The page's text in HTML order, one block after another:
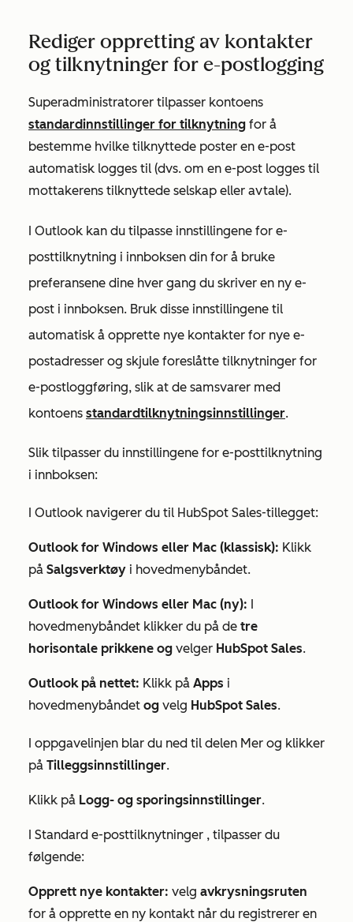
Rediger oppretting av kontakter
og tilknytninger for e-postlogging
Superadministratorer tilpasser kontoens
standardinnstillinger for tilknytning for å
bestemme hvilke tilknyttede poster en e-post
automatisk logges til (dvs. om en e-post logges til
mottakerens tilknyttede selskap eller avtale).
I Outlook kan du tilpasse innstillingene for e-
posttilknytning i innboksen din for å bruke
preferansene dine hver gang du skriver en ny e-
post i innboksen. Bruk disse innstillingene til
automatisk å opprette nye kontakter for nye e-
postadresser og skjule foreslåtte tilknytninger for
e-postloggføring, slik at de samsvarer med
kontoens standardtilknytningsinnstillinger.
Slik tilpasser du innstillingene for e-posttilknytning
i innboksen:
I Outlook navigerer du til HubSpot Sales-tillegget:
Outlook for Windows eller Mac (klassisk): Klikk
på Salgsverktøy i hovedmenybåndet.
Outlook for Windows eller Mac (ny): I
hovedmenybåndet klikker du på de tre
horisontale prikkene og velger HubSpot Sales.
Outlook på nettet: Klikk på Apps i
hovedmenybåndet og velg HubSpot Sales.
I oppgavelinjen blar du ned til delen Mer og klikker
på Tilleggsinnstillinger.
Klikk på Logg- og sporingsinnstillinger.
I Standard e-posttilknytninger , tilpasser du
følgende:
Opprett nye kontakter: velg avkrysningsruten
for å opprette en ny kontakt når du registrerer en